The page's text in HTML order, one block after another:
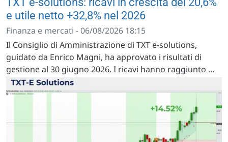
e utile netto +32,8% nel 2026
Finanza e mercati - 06/08/2026 18:15
Il Consiglio di Amministrazione di TXT e-solutions,
guidato da Enrico Magni, ha approvato i risultati di
gestione al 30 giugno 2026. I ricavi hanno raggiunto ...